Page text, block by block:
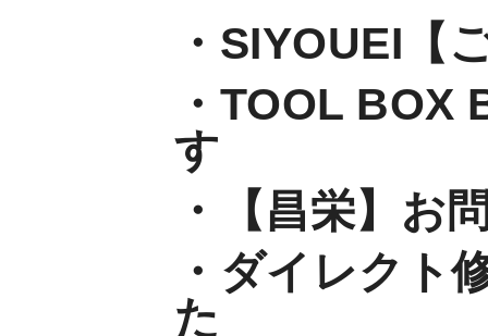
・SIYOUEI【
・TOOL
す
・【昌栄】お
・ダイレクト
た